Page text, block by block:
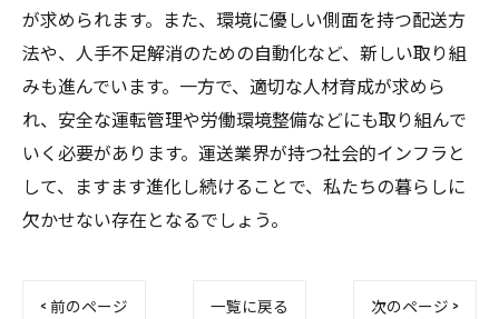
が求められます。また、環境に優しい側面を持つ配送方
法や、人手不足解消のための自動化など、新しい取り組
みも進んでいます。一方で、適切な人材育成が求めら
れ、安全な運転管理や労働環境整備などにも取り組んで
いく必要があります。運送業界が持つ社会的インフラと
して、ますます進化し続けることで、私たちの暮らしに
欠かせない存在となるでしょう。
< 前のページ 一覧に戻る 次のページ >